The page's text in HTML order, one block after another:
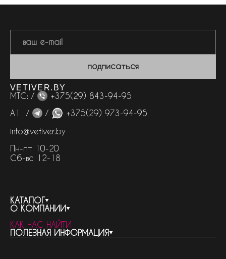
подписаться
VETIVER.BY
МТС: /
+375(29) 843-94-95
А1 /
/
+375(29) 973-94-95
info@vetiver.by
Пн-пт 10-20
Сб-вс 12-18
КАТАЛОГ
весь каталог
бренды
женская парфюмерия
О КОМПАНИИ
контакты
о компании
КАК НАС НАЙТИ
ПОЛЕЗНАЯ ИНФОРМАЦИЯ